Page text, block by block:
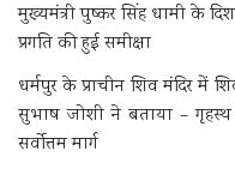
मुख्यमंत्री पुष्कर सिंह धामी के
प्रगति की हुई समीक्षा
धर्मपुर के प्राचीन शिव मंदिर में
सुभाष जोशी ने बताया –
सर्वोत्तम मार्ग